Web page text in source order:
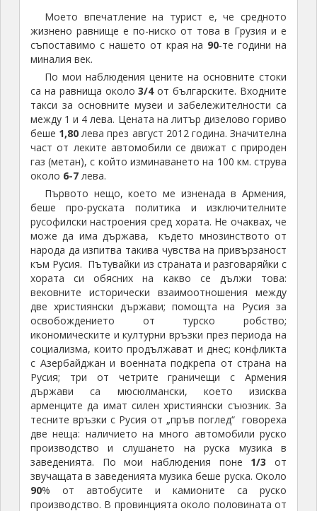
% от автобусите и камионите са руско
производство. В провинцията около половината от
леките автомобили са руски лади, следвани по брой
от забравените вече у нас волги. В някои от
малките градове имах визуалното усещане, че съм
се върнал в годините на социализма. В столицата и
големите градове преобладават стари западни
леки автомобили, предимно германско
производство.
Арменците се оказаха още по-гостоприемни от
грузинците. Всички, с които разговарях, изпитваха
топли чувства към България и искрено се радваха,
че общуват с българин. Много от хората
подчертаваха, че ние сме братски народи.
Арменският език, както и грузинския, е
неразбираем за нас. Почти всички възрастни и
преобладаващата част от младите хора говорят
руски език. Знаещите английски са доста по-малко
отколкото в Грузия.
През цялото време в Армения не забелязах
никакви следи от прояви на престъпност.
Навсякъде в страната се пътува съвсем спокойно.
Полицейското присъствие е видимо, както и в
Грузия. Разликата е тази, че в Армения пътните
полицаи следят за превишаване на скоростта с
радари и камери в автомобилите. Нещо повече, те
прилагат много „гаден номер“. На доста места с
отдалечени от пътя къщи липсва табела за начало
на населено място. Където свършват тези къщи,
обаче, има табела за край на селището. Там скрит
под сянката на дърво, обикновено се крие
полицейски автомобил и засича с радар тези, които
не са намалили скоростта в така (не)означеното
населено място.